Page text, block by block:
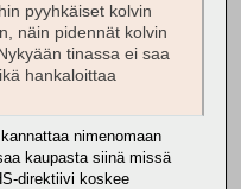
pyyhkäiset kolvin
näin pidennät kolvin
tinassa ei saa
hankaloittaa
nimenomaan
kaupasta siinä missä
direktiivi koskee